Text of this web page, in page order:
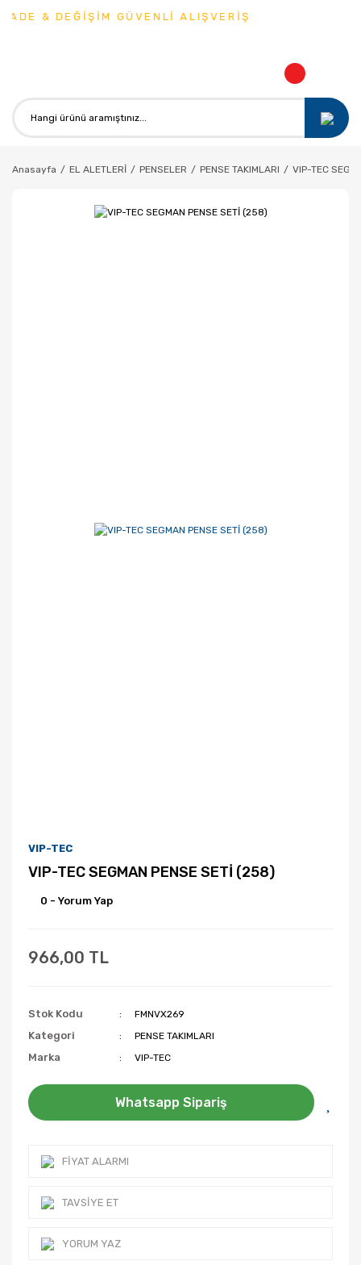
& DEĞİŞİM GÜVENLİ ALIŞVERİŞ
Anasayfa EL ALETLERİ PENSELER PENSE TAKIMLARI VIP-TEC
VIP-TEC
VIP-TEC SEGMAN PENSE SETİ (258)
0 - Yorum Yap
966,00 TL
Stok Kodu FMNVX269
Kategori PENSE TAKIMLARI
Marka VIP-TEC
Whatsapp Sipariş
FIYAT ALARMI
TAVSIYE ET
YORUM YAZ